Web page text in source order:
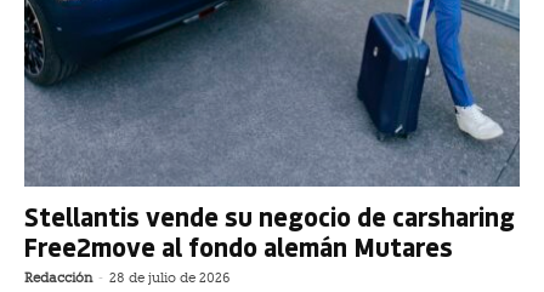
Stellantis vende su negocio de carsharing
Free2move al fondo alemán Mutares
Redacción - 28 de julio de 2026